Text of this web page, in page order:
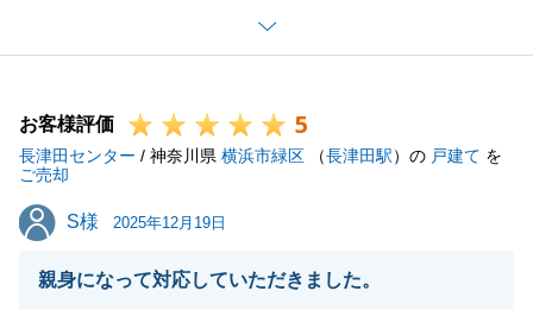
ご売却価格に関しては、早いタイミグでの成約となり
ましたので、S様がより高く販売しても良かったので
す。
しかし弊社としては、ご提案の価格設定で販売に出し
ていただけたことが、効果的な販促活動との相乗効果
により、価格面、タイミング共に良いご縁が繋がった
アンケート回答については、見づらい点等があり、申
お客様評価 5
長津田センター / 神奈川県 横浜市緑区 （長津田駅）の 戸建て を
ご売却
S様
S様 2025年12月19日
親身になって対応していただきました。